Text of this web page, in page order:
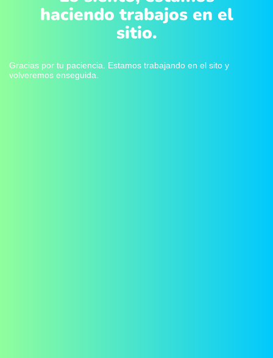
haciendo trabajos en el
sitio.
Gracias por tu paciencia. Estamos trabajando en el sito y
volveremos enseguida.